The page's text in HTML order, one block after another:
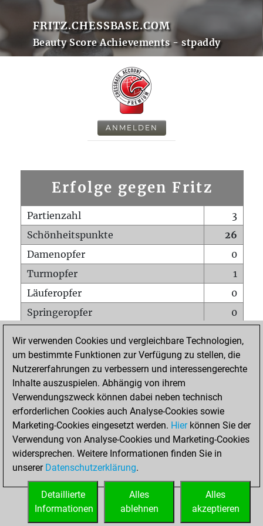
FRITZ.CHESSBASE.COM
Beauty Score Achievements - stpaddy
ANMELDEN
Erfolge gegen Fritz
Partienzahl
3
Schönheitspunkte
26
Damenopfer
0
Turmopfer
1
Läuferopfer
0
Springeropfer
0
Matt auf vollem Brett
0
Bauer setzt Matt
0
Erstickte Matts
Unterverwandlungen
Türme auf der siebten
0
STARTSEITE
Wir verwenden Cookies und vergleichbare Technologien,
um bestimmte Funktionen zur Verfügung zu stellen, die
Nutzererfahrungen zu verbessern und interessengerechte
Inhalte auszuspielen. Abhängig von ihrem
Verwendungszweck können dabei neben technisch
erforderlichen Cookies auch Analyse-Cookies sowie
Marketing-Cookies eingesetzt werden. Hierkönnen Sie der
Verwendung von Analyse-Cookies und Marketing-Cookies
widersprechen. Weitere Informationen finden Sie in
unserer Datenschutzerklärung.
Alles
akzeptieren
Alles
ablehnen
Detaillierte
Informationen